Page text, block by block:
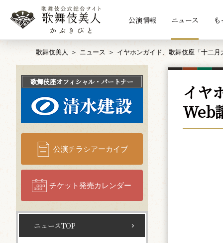
公演情報 ニュース
歌舞伎美人 ニュース イヤホンガイド、歌舞伎座「十二
イヤ
Web
歌舞伎座オフィシャル・パートナー
公演チラシアーカイブ
チケット発売カレンダー
ニュースTOP